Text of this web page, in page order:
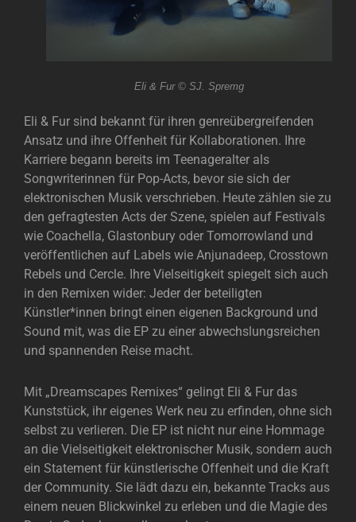
Eli & Fur © SJ. Spremg
Eli & Fur sind bekannt für ihren genreübergreifenden
Ansatz und ihre Offenheit für Kollaborationen. Ihre
Karriere begann bereits im Teenageralter als
Songwriterinnen für Pop-Acts, bevor sie sich der
elektronischen Musik verschrieben. Heute zählen sie zu
den gefragtesten Acts der Szene, spielen auf Festivals
wie Coachella, Glastonbury oder Tomorrowland und
veröffentlichen auf Labels wie Anjunadeep, Crosstown
Rebels und Cercle. Ihre Vielseitigkeit spiegelt sich auch
in den Remixen wider: Jeder der beteiligten
Künstler*innen bringt einen eigenen Background und
Sound mit, was die EP zu einer abwechslungsreichen
und spannenden Reise macht.
Mit „Dreamscapes Remixes“ gelingt Eli & Fur das
Kunststück, ihr eigenes Werk neu zu erfinden, ohne sich
selbst zu verlieren. Die EP ist nicht nur eine Hommage
an die Vielseitigkeit elektronischer Musik, sondern auch
ein Statement für künstlerische Offenheit und die Kraft
der Community. Sie lädt dazu ein, bekannte Tracks aus
einem neuen Blickwinkel zu erleben und die Magie des